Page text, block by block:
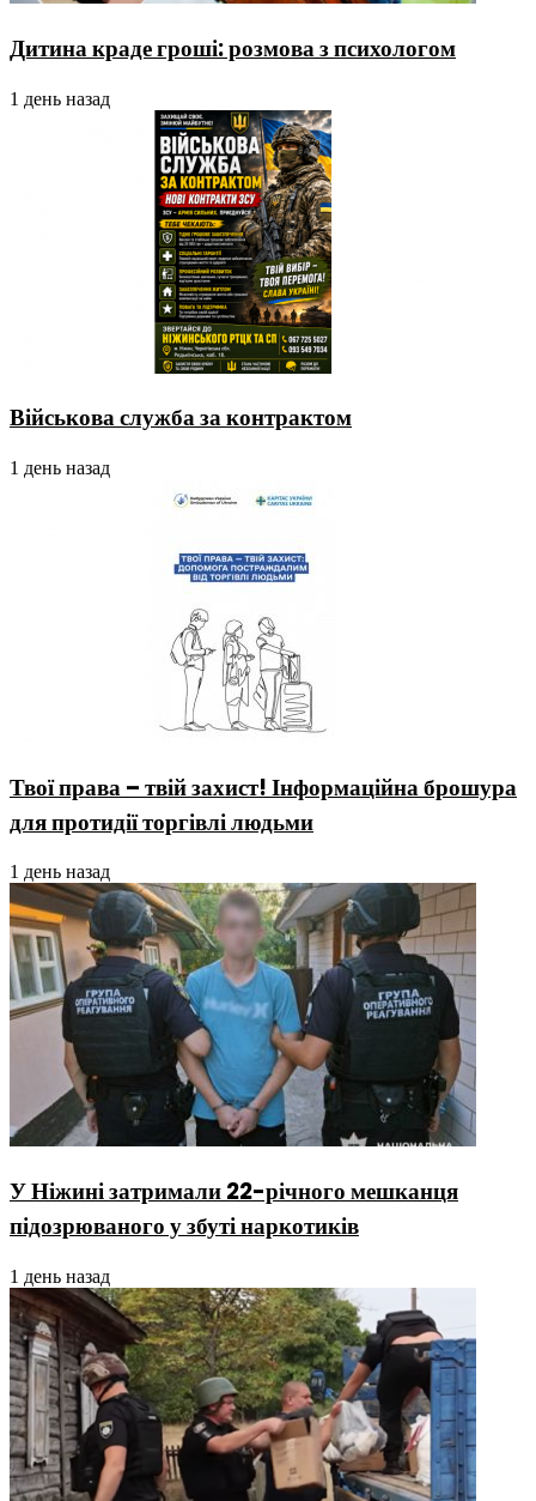
Дитина краде гроші: розмова з психологом
1 день назад
Військова служба за контрактом
1 день назад
Твої права – твій захист! Інформаційна брошура
для протидії торгівлі людьми
1 день назад
У Ніжині затримали 22-річного мешканця
підозрюваного у збуті наркотиків
1 день назад